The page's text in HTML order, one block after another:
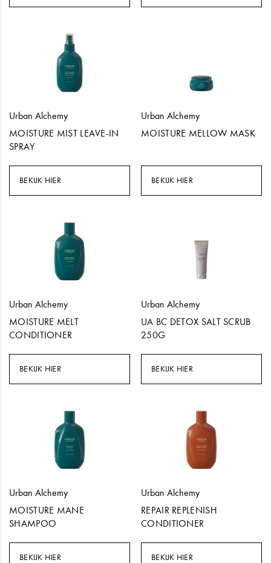
Urban Alchemy
MOISTURE MIST LEAVE-IN
SPRAY
BEKIJK HIER
Urban Alchemy
MOISTURE MELLOW MASK
BEKIJK HIER
Urban Alchemy
MOISTURE MELT
CONDITIONER
BEKIJK HIER
Urban Alchemy
UA BC DETOX SALT SCRUB
250G
BEKIJK HIER
Urban Alchemy
MOISTURE MANE
SHAMPOO
BEKIJK HIER
Urban Alchemy
REPAIR REPLENISH
CONDITIONER
BEKIJK HIER